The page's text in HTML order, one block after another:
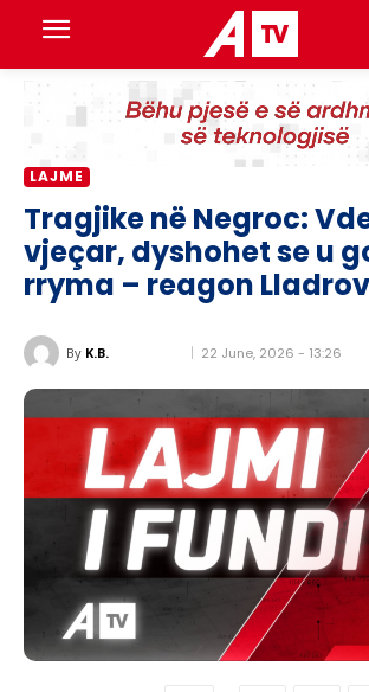
LAJME
Tragjike në Negroc:
vjeçar, dyshohet se u
rryma – reagon
By K.B. 22 June, 2026 - 13:26